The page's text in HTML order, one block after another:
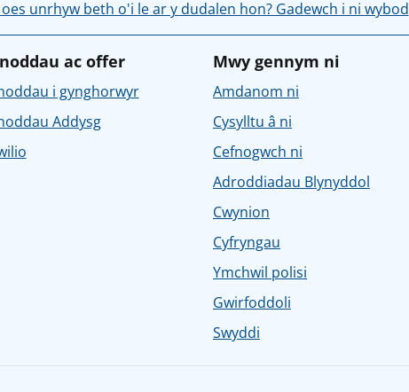
oes unrhyw beth o'i le ar y dudalen hon? Gadewch i ni wybod
ac offer
i gynghorwyr
Addysg
Mwy gennym ni
Amdanom ni
Cysylltu â ni
Cefnogwch ni
Adroddiadau Blynyddol
Cwynion
Cyfryngau
Ymchwil polisi
Gwirfoddoli
Swyddi